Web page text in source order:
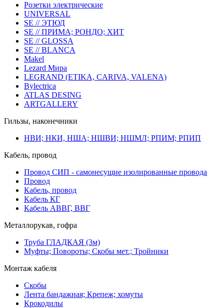
Розетки электрические
UNIVERSAL
SE // ЭТЮД
SE // ПРИМА; РОНДО; ХИТ
SE // GLOSSA
SE // BLANCA
Makel
Lezard Мира
LEGRAND (ETIKA, CARIVA, VALENA)
Bylectrica
ATLAS DESING
ARTGALLERY
Гильзы, наконечники
НВИ; НКИ, НША; НШВИ; НШМЛ; РПИМ; РПИП
Кабель, провод
Провод СИП - самонесущие изолированные провода
Провод
Кабель, провод
Кабель КГ
Кабель АВВГ, ВВГ
Металлорукав, гофра
Труба ГЛАДКАЯ (3м)
Муфты; Повороты; Скобы мет.; Тройники
Монтаж кабеля
Скобы
Лента бандажная; Крепеж; хомуты
Крокодилы